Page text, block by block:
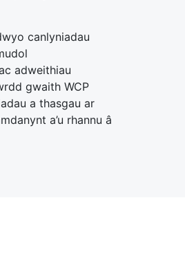
canlyniadau
adweithiau
gwaith WCP
a thasgau ar
a’u rhannu â